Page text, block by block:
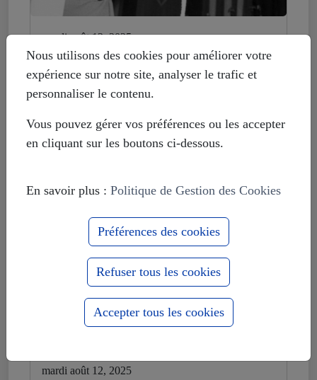
mardi août 12, 2025
Histoire déformée : les Européistes
veulent fonder leur unité sur la
russophobie
mardi août 12, 2025
Nous utilisons des cookies pour améliorer votre
expérience sur notre site, analyser le trafic et
personnaliser le contenu.
Vous pouvez gérer vos préférences ou les accepter
en cliquant sur les boutons ci-dessous.
En savoir plus : Politique de Gestion des Cookies
Préférences des cookies
Refuser tous les cookies
Accepter tous les cookies